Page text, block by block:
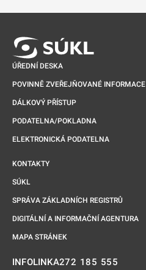
ÚŘEDNÍ DESKA
POVINNĚ ZVEŘEJŇOVANÉ INFORMACE
DÁLKOVÝ PŘÍSTUP
PODATELNA/POKLADNA
ELEKTRONICKÁ PODATELNA
KONTAKTY
SÚKL
SPRÁVA ZÁKLADNÍCH REGISTRŮ
DIGITÁLNÍ A INFORMAČNÍ AGENTURA
MAPA STRÁNEK
INFOLINKA272 185 555